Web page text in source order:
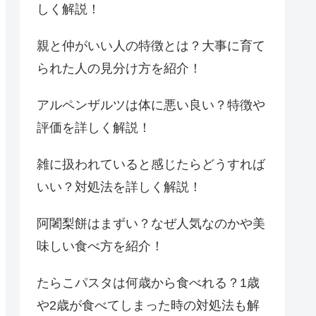
しく解説！
親と仲がいい人の特徴とは？大事に育て
られた人の見分け方を紹介！
アルペンザルツは体に悪い良い？特徴や
評価を詳しく解説！
雑に扱われていると感じたらどうすれば
いい？対処法を詳しく解説！
阿闍梨餅はまずい？なぜ人気なのかや美
味しい食べ方を紹介！
たらこパスタは何歳から食べれる？1歳
や2歳が食べてしまった時の対処法も解